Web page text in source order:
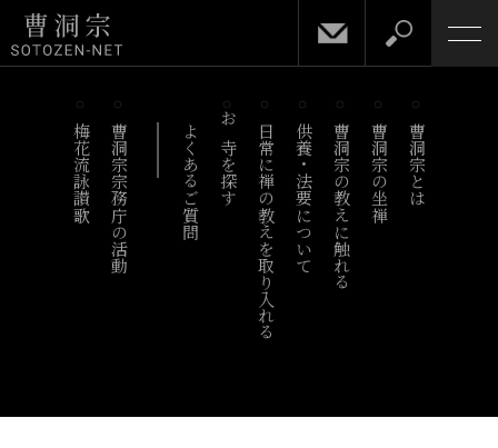
梅花流詠讃歌 曹洞宗宗務庁の活動 よくあるご質問 お寺を探す 日常に禅の教えを取り入れる供養・法要について曹洞宗の教えに触れる 曹洞宗の坐禅 曹洞宗とは